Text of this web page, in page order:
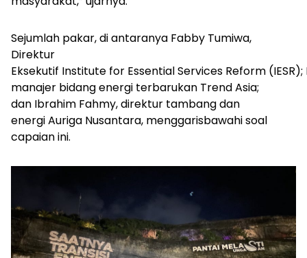
Sejumlah pakar, di antaranya Fabby Tumiwa,
Direktur
Eksekutif Institute for Essential Services Reform
manajer bidang energi terbarukan Trend Asia;
dan Ibrahim Fahmy, direktur tambang dan
energi Auriga Nusantara, menggarisbawahi soal
capaian ini.